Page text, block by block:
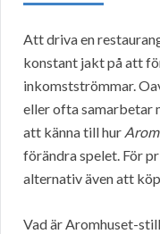
Att driva en
konstant jakt på att
inkomstströmmar.
eller ofta samarbetar
att känna till hur
förändra spelet. För
alternativ även att
Vad är Aromhuset-